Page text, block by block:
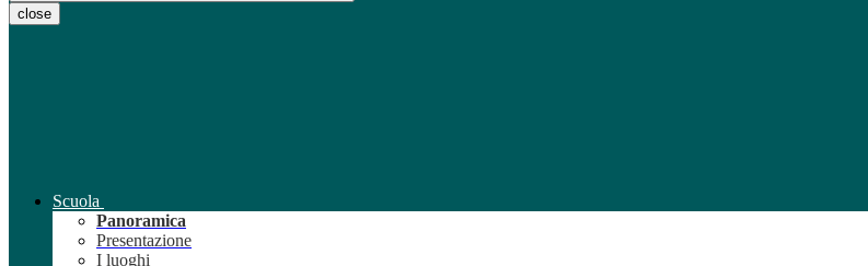
close
Scuola
Panoramica
Presentazione
I luoghi